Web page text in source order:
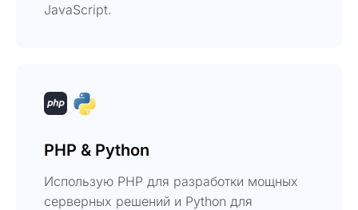
JavaScript.
PHP & Python
Использую PHP для разработки мощных
серверных решений и Python для